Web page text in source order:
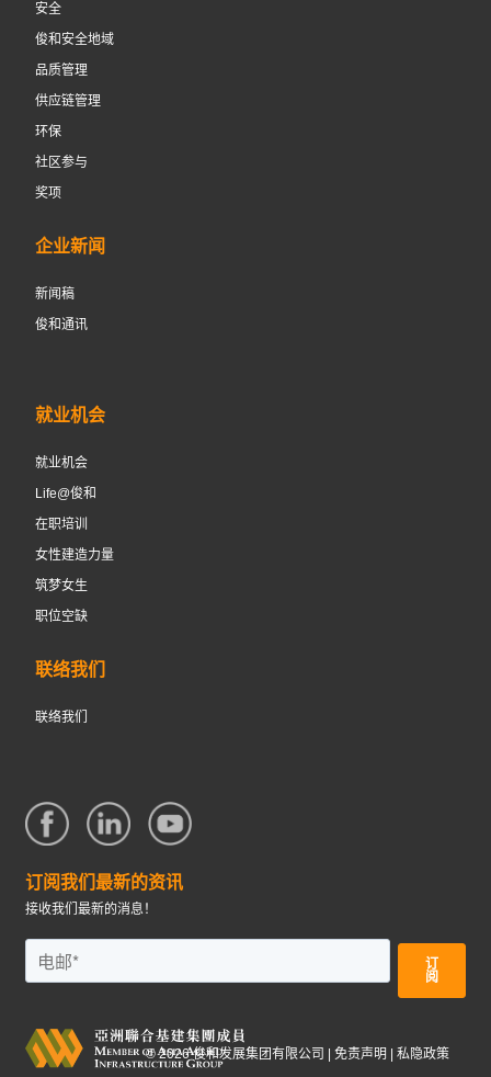
安全
俊和安全地域
品质管理
供应链管理
环保
社区参与
奖项
企业新闻
新闻稿
俊和通讯
就业机会
就业机会
Life@俊和
在职培训
女性建造力量
筑梦女生
职位空缺
联络我们
联络我们
订阅我们最新的资讯
接收我们最新的消息！
©2026俊和发展集团有限公司 | 免责声明 私隐政策